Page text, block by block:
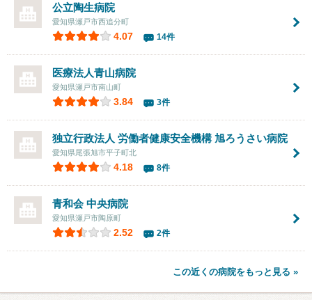
公立陶生病院
愛知県瀬戸市西追分町
4.07 14件
医療法人青山病院
愛知県瀬戸市南山町
3.84 3件
独立行政法人 労働者健康安全機構旭ろうさい病院
愛知県尾張旭市平子町北
4.18 8件
青和会中央病院
愛知県瀬戸市陶原町
2.52 2件
この近くの病院をもっと見る »